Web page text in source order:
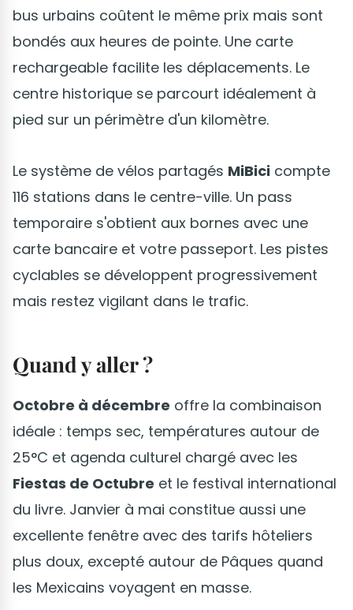
bus urbains coûtent le même prix mais sont
bondés aux heures de pointe. Une carte
rechargeable facilite les déplacements. Le
centre historique se parcourt idéalement à
pied sur un périmètre d'un kilomètre.
Le système de vélos partagés MiBici compte
116 stations dans le centre-ville. Un pass
temporaire s'obtient aux bornes avec une
carte bancaire et votre passeport. Les pistes
cyclables se développent progressivement
mais restez vigilant dans le trafic.
Quand y aller ?
Octobre à décembre offre la combinaison
idéale : temps sec, températures autour de
25°C et agenda culturel chargé avec les
Fiestas de Octubre et le festival international
du livre. Janvier à mai constitue aussi une
excellente fenêtre avec des tarifs hôteliers
plus doux, excepté autour de Pâques quand
les Mexicains voyagent en masse.